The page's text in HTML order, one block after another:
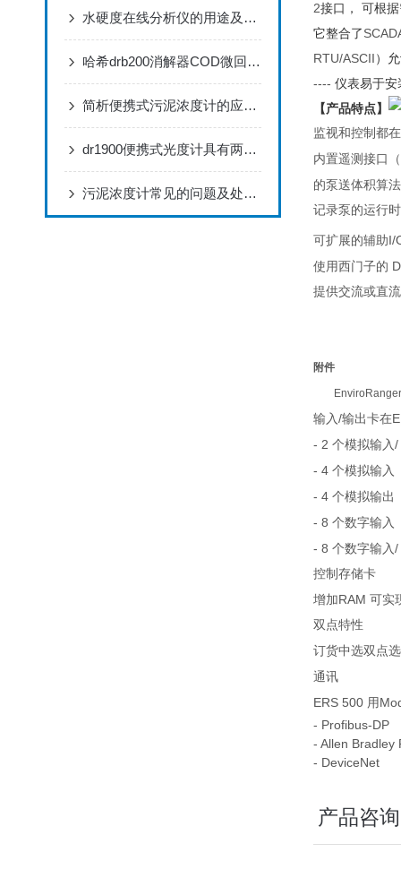
水硬度在线分析仪的用途及特点
哈希drb200消解器COD微回流法分析步骤
简析便携式污泥浓度计的应用领域及特点
dr1900便携式光度计具有两种供电模式
污泥浓度计常见的问题及处理方法供使用者借鉴和参考
2接口，
可根
它整合了
RTU/ASCII）
---- 仪表易于安
【产品特点】
监视和控制都
内置遥测接口（
的泵送体积算
记录泵的运行
可扩展的辅助I/
使用西门子的
提供交流或直
附件
输入 /输出卡在
- 2 个模拟输入
- 4 个模拟输入
- 4 个模拟输出
- 8 个数字输入
- 8 个数字输入
控制存储卡
增加RAM 可实
双点特性
订货中选双点
通讯
ERS 500 用
- Profibus-DP
- Allen Bradley
- DeviceNet
产品咨询